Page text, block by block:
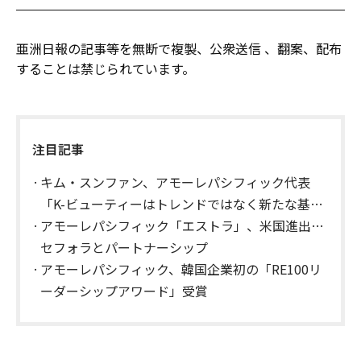
亜洲日報の記事等を無断で複製、公衆送信 、翻案、配布
することは禁じられています。
注目記事
キム・スンファン、アモーレパシフィック代表
「K-ビューティーはトレンドではなく新たな基
準」
アモーレパシフィック「エストラ」、米国進出…
セフォラとパートナーシップ
​アモーレパシフィック、韓国企業初の「RE100リ
ーダーシップアワード」受賞